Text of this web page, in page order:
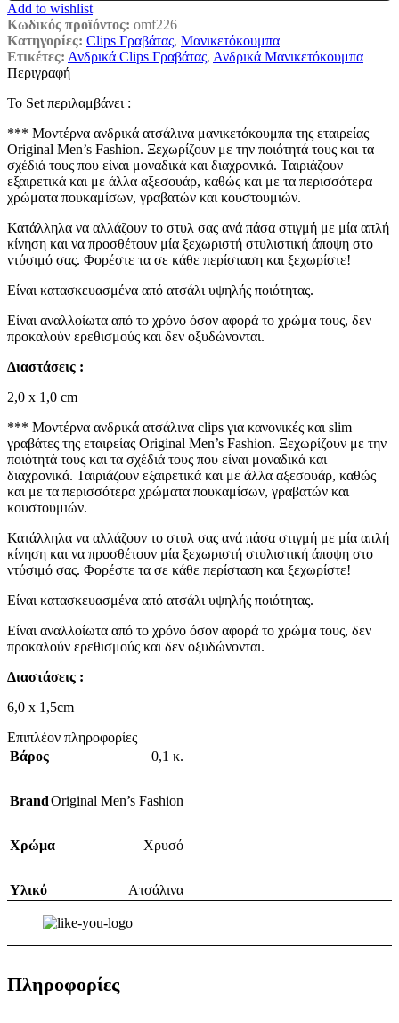
Add to wishlist
Κωδικός προϊόντος: omf226
Κατηγορίες: Clips Γραβάτας, Μανικετόκουμπα
Ετικέτες: Ανδρικά Clips Γραβάτας, Ανδρικά Μανικετόκουμπα
Περιγραφή
Το Set περιλαμβάνει :
*** Μοντέρνα ανδρικά ατσάλινα μανικετόκουμπα της εταιρείας
Original Men’s Fashion. Ξεχωρίζουν με την ποιότητά τους και τα
σχέδιά τους που είναι μοναδικά και διαχρονικά. Ταιριάζουν
εξαιρετικά και με άλλα αξεσουάρ, καθώς και με τα περισσότερα
χρώματα πουκαμίσων, γραβατών και κουστουμιών.
Κατάλληλα να αλλάζουν το στυλ σας ανά πάσα στιγμή με μία απλή
κίνηση και να προσθέτουν μία ξεχωριστή στυλιστική άποψη στο
ντύσιμό σας. Φορέστε τα σε κάθε περίσταση και ξεχωρίστε!
Είναι κατασκευασμένα από ατσάλι υψηλής ποιότητας.
Είναι αναλλοίωτα από το χρόνο όσον αφορά το χρώμα τους, δεν
προκαλούν ερεθισμούς και δεν οξυδώνονται.
Διαστάσεις :
2,0 x 1,0 cm
*** Μοντέρνα ανδρικά ατσάλινα clips για κανονικές και slim
γραβάτες της εταιρείας Original Men’s Fashion. Ξεχωρίζουν με την
ποιότητά τους και τα σχέδιά τους που είναι μοναδικά και
διαχρονικά. Ταιριάζουν εξαιρετικά και με άλλα αξεσουάρ, καθώς
και με τα περισσότερα χρώματα πουκαμίσων, γραβατών και
κουστουμιών.
Κατάλληλα να αλλάζουν το στυλ σας ανά πάσα στιγμή με μία απλή
κίνηση και να προσθέτουν μία ξεχωριστή στυλιστική άποψη στο
ντύσιμό σας. Φορέστε τα σε κάθε περίσταση και ξεχωρίστε!
Είναι κατασκευασμένα από ατσάλι υψηλής ποιότητας.
Είναι αναλλοίωτα από το χρόνο όσον αφορά το χρώμα τους, δεν
προκαλούν ερεθισμούς και δεν οξυδώνονται.
Διαστάσεις :
6,0 x 1,5cm
Επιπλέον πληροφορίες
Βάρος
0,1 κ.
BrandOriginal Men’s Fashion
Χρώμα Χρυσό
Υλικό Ατσάλινα
Πληροφορίες